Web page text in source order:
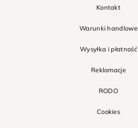
Kontakt
Warunki handlowe
Wysyłka i płatność
Reklamacje
RODO
Cookies